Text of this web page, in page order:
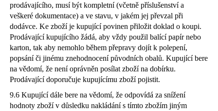
prodávajícího, musí být kompletní (včetně příslušenství a
veškeré dokumentace) a ve stavu, v jakém jej převzal při
dodávce. Ke zboží je kupující povinen přiložit doklad o koupi.
Prodávající kupujícího žádá, aby vždy použil balící papír nebo
karton, tak aby nemohlo během přepravy dojít k polepení,
popsání či jinému znehodnocení původních obalů. Kupující bere
na vědomí, že není oprávněn posílat zboží na dobírku.
Prodávající doporučuje kupujícímu zboží pojistit.
9.6 Kupující dále bere na vědomí, že odpovídá za snížení
hodnoty zboží v důsledku nakládání s tímto zbožím jiným